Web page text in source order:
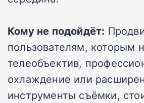
Кому не подойдёт:
пользователям, которым
телеобъектив,
охлаждение или
инструменты съёмки,